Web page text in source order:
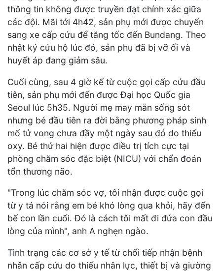
thông tin không được truyền đạt chính xác giữa
các đội. Mãi tới 4h42, sản phụ mới được chuyển
sang xe cấp cứu để tăng tốc đến Bundang. Theo
nhật ký cứu hộ lúc đó, sản phụ đã bị vỡ ối và
huyết áp đang giảm sâu.
Cuối cùng, sau 4 giờ kể từ cuộc gọi cấp cứu đầu
tiên, sản phụ mới đến được Đại học Quốc gia
Seoul lúc 5h35. Người mẹ may mắn sống sót
nhưng bé đầu tiên ra đời bằng phương pháp sinh
mổ tử vong chưa đầy một ngày sau đó do thiếu
oxy. Bé thứ hai hiện được điều trị tích cực tại
phòng chăm sóc đặc biệt (NICU) với chẩn đoán
tổn thương não.
"Trong lúc chăm sóc vợ, tôi nhận được cuộc gọi
từ y tá nói rằng em bé khó lòng qua khỏi, hãy đến
bế con lần cuối. Đó là cách tôi mất đi đứa con đầu
lòng của mình", anh A nghẹn ngào.
Tình trạng các cơ sở y tế từ chối tiếp nhận bệnh
nhân cấp cứu do thiếu nhân lực, thiết bị và giường